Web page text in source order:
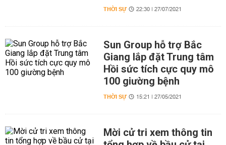
THỜI SỰ 22:30 | 27/07/2021
Sun Group hỗ trợ Bắc
Giang lắp đặt Trung tâm
Hồi sức tích cực quy mô
100 giường bệnh
THỜI SỰ 15:21 | 27/05/2021
Mời cử tri xem thông tin